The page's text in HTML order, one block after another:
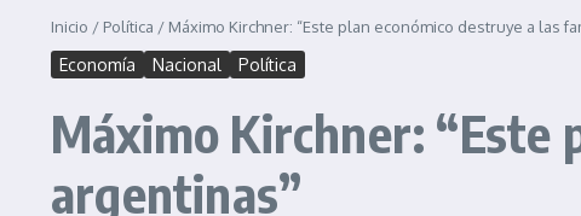
Inicio / Política / Máximo Kirchner: “Este plan económico destruye a las
Economía Nacional Política
Máximo Kirchner: “Este
argentinas”